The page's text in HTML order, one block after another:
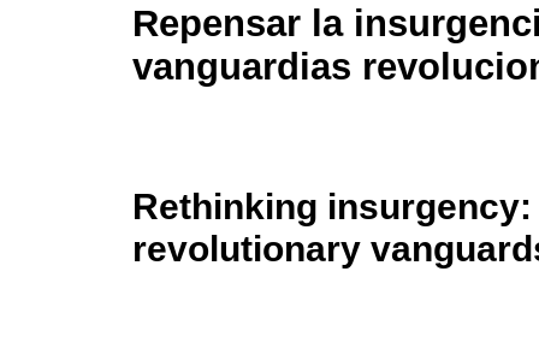
Repensar la
vanguardias
Rethinking
revolutionary